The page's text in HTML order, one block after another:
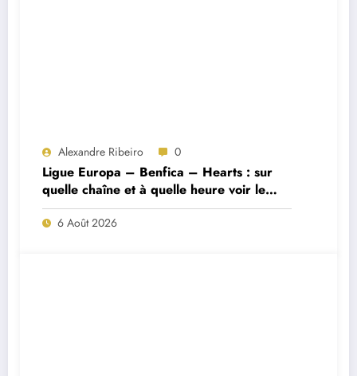
Alexandre Ribeiro 0
Ligue Europa – Benfica – Hearts : sur
quelle chaîne et à quelle heure voir le
match ?
6 Août 2026